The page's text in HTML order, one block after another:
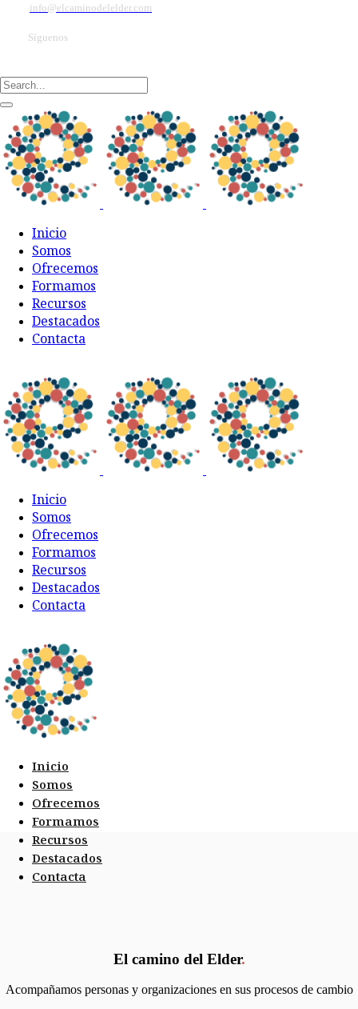
info@elcaminodelelder.com
Síguenos
Inicio
Somos
Ofrecemos
Formamos
Recursos
Destacados
Contacta
Inicio
Somos
Ofrecemos
Formamos
Recursos
Destacados
Contacta
Inicio
Somos
Ofrecemos
Formamos
Recursos
Destacados
Contacta
El camino del Elder.
Acompañamos personas y organizaciones en sus procesos de cambio